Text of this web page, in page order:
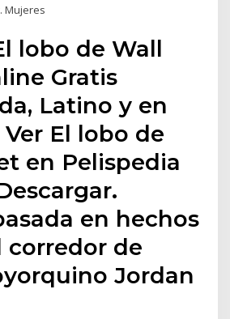
Mujeres
lobo de Wall
Gratis
Latino y en
Ver El lobo de
en Pelispedia
en hechos
corredor de
Jordan